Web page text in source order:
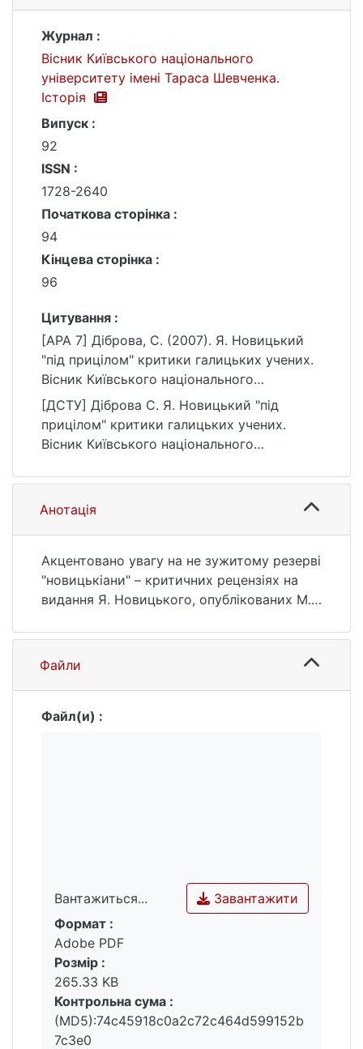
Журнал :
Вісник Київського національного
університету імені Тараса Шевченка.
Історія
Випуск :
92
ISSN :
1728-2640
Початкова сторінка :
94
Кінцева сторінка :
96
Цитування :
[APA 7] Діброва, С. (2007). Я. Новицький
"під прицілом" критики галицьких учених.
Вісник Київського національного
університету імені Тараса Шевченка.
Історія, (92), 94–96.
https://ir.library.knu.ua/handle/15071834/269
[ДСТУ] Діброва С. Я. Новицький "під
прицілом" критики галицьких учених.
Вісник Київського національного
Історія. 2007. № 92. С. 94—96. URL:
https://ir.library.knu.ua/handle/15071834/269
31 (дата звернення: 25.07.2026).
Анотація
Акцентовано увагу на не зужитому резерві
"новицькіани" – критичних рецензіях на
видання Я. Новицького, опублікованих М.
Гнатюком; з'ясовано значення цих
публікацій для оцінки творчої спадщини
Файли
Файл(и) :
Вантажиться...
Вантажиться...
Завантажити
Формат :
Adobe PDF
Розмір :
265.33 KB
Контрольна сума :
(MD5):74c45918c0a2c72c464d599152b
7c3e0